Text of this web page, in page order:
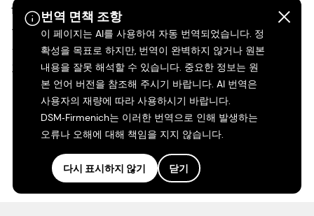
firmenich에서 우리의 사람들이 호기심, 기술 및 경력
을 성장시키도록 돕기 위해 최선을 다합니다. 우리의
집단 잠재력을 높이는 개인적 성장? 이제 그게 우리
가 보고 싶은 것입니다.
더 읽기
번역 면책 조항
이 페이지는 AI를 사용하여 자동 번역되었습니다. 정
확성을 목표로 하지만, 번역이 완벽하지 않거나 원본
내용을 잘못 해석할 수 있습니다. 중요한 정보는 원
본 언어 버전을 참조해 주시기 바랍니다. AI 번역은
사용자의 재량에 따라 사용하시기 바랍니다.
DSM‑Firmenich는 이러한 번역으로 인해 발생하는
오류나 오해에 대해 책임을 지지 않습니다.
다시 표시하지 않기 닫기